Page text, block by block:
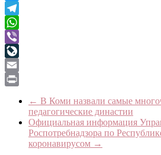
Twitter
Telegram
WhatsApp
Viber
LiveJournal
Email
← В Коми назвали самые
педагогические династии
Официальная информация
Роспотребнадзора по
коронавирусом →